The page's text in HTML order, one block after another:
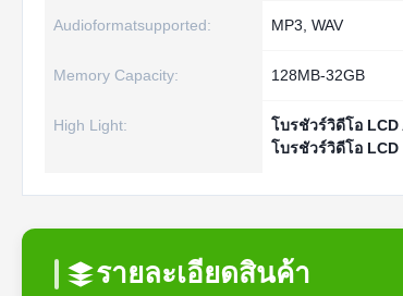
Audioformatsupported: MP3, WAV
Memory Capacity: 128MB-32GB
High Light: โบรชัวร์วิดีโอ
โบรชัวร์วิดีโอ
รายละเอียดสินค้า